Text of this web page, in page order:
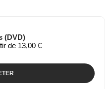
(DVD)
de 13,00 €